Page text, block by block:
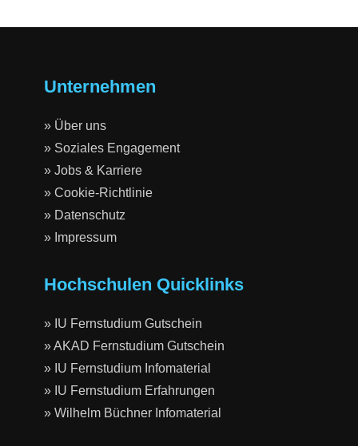
Unternehmen
» Über uns
» Soziales Engagement
» Jobs & Karriere
» Cookie-Richtlinie
» Datenschutz
» Impressum
Hochschulen Quicklinks
» IU Fernstudium Gutschein
» AKAD Fernstudium Gutschein
» IU Fernstudium Infomaterial
» IU Fernstudium Erfahrungen
» Wilhelm Büchner Infomaterial